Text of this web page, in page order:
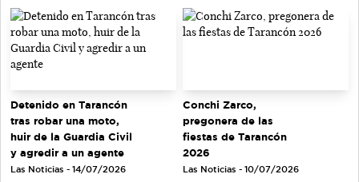
Detenido en Tarancón
tras robar una moto,
huir de la Guardia Civil
y agredir a un agente
Las Noticias - 14/07/2026
Conchi Zarco,
pregonera de las
fiestas de Tarancón
2026
Las Noticias - 10/07/2026